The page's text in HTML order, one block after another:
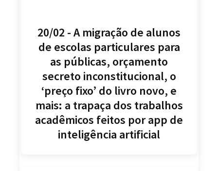
20/02 - A migração de alunos
de escolas particulares para
as públicas, orçamento
secreto inconstitucional, o
‘preço fixo’ do livro novo, e
mais: a trapaça dos trabalhos
acadêmicos feitos por app de
inteligência artificial